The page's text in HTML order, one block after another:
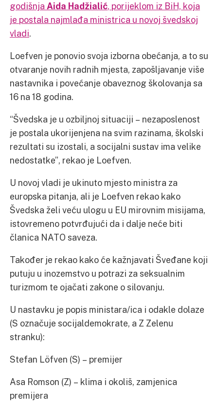
godišnja Aida Hadžialić, porijeklom iz BiH, koja
je postala najmlađa ministrica u novoj švedskoj
vladi.
Loefven je ponovio svoja izborna obećanja, a to su
otvaranje novih radnih mjesta, zapošljavanje više
nastavnika i povećanje obaveznog školovanja sa
16 na 18 godina.
“Švedska je u ozbiljnoj situaciji – nezaposlenost
je postala ukorijenjena na svim razinama, školski
rezultati su izostali, a socijalni sustav ima velike
nedostatke”, rekao je Loefven.
U novoj vladi je ukinuto mjesto ministra za
europska pitanja, ali je Loefven rekao kako
Švedska želi veću ulogu u EU mirovnim misijama,
istovremeno potvrđujući da i dalje neće biti
članica NATO saveza.
Također je rekao kako će kažnjavati Šveđane koji
putuju u inozemstvo u potrazi za seksualnim
turizmom te ojačati zakone o silovanju.
U nastavku je popis ministara/ica i odakle dolaze
(S označuje socijaldemokrate, a Z Zelenu
stranku):
Stefan Löfven (S) – premijer
Asa Romson (Z) – klima i okoliš, zamjenica
premijera